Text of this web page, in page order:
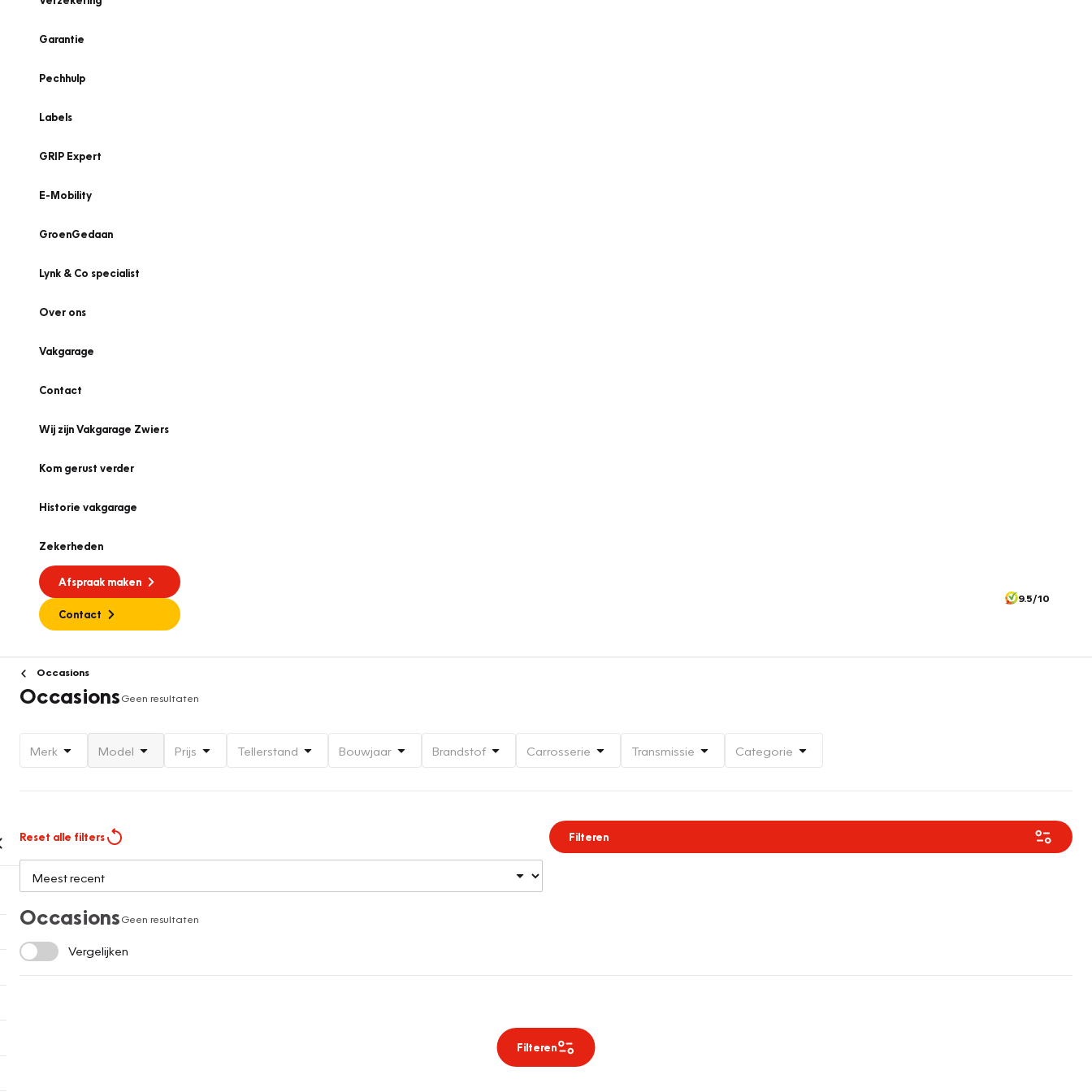
Garantie
Pechhulp
Labels
GRIP Expert
E-Mobility
GroenGedaan
Lynk & Co specialist
Over ons
Vakgarage
Contact
Wij zijn Vakgarage Zwiers
Kom gerust verder
Historie vakgarage
Zekerheden
Afspraak maken
Contact
9.5/10
Occasions
OccasionsGeen resultaten
Merk Model Prijs Tellerstand Bouwjaar Brandstof Carrosserie Transmissie Categorie
Reset alle filters Filteren
OccasionsGeen resultaten
Vergelijken
Filteren